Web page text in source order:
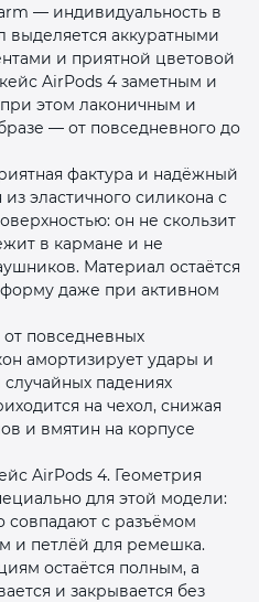
— индивидуальность в
выделяется аккуратными
и приятной цветовой
AirPods 4 заметным и
этом лаконичным и
— от повседневного до
фактура и надёжный
эластичного силикона с
он не скользит
в кармане и не
Материал остаётся
даже при активном
повседневных
амортизирует удары и
падениях
на чехол, снижая
и вмятин на корпусе
AirPods 4. Геометрия
для этой модели:
совпадают с разъёмом
и петлёй для ремешка.
остаётся полным, а
и закрывается без